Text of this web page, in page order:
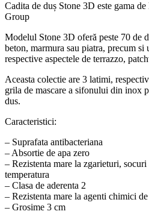
Cadita de duș Stone 3D este gama
Group
Modelul Stone 3D oferă peste 70 de
beton, marmura sau piatra, precum
respective aspectele de terrazzo,
Aceasta colectie are 3 latimi,
grila de mascare a sifonului din inox
dus.
Caracteristici:
– Suprafata antibacteriana
– Absortie de apa zero
– Rezistenta mare la zgarieturi,
temperatura
– Clasa de aderenta 2
– Rezistenta mare la agenti chimici
– Grosime 3 cm